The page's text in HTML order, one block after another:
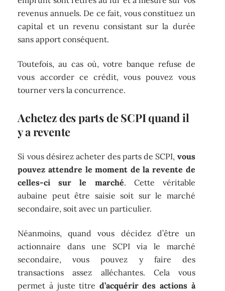
revenus annuels. De ce fait, vous constituez un
capital et un revenu consistant sur la durée
sans apport conséquent.
Toutefois, au cas où, votre banque refuse de
vous accorder ce crédit, vous pouvez vous
tourner vers la concurrence.
Achetez des parts de SCPI quand il
y a revente
Si vous désirez acheter des parts de SCPI, vous
pouvez attendre le moment de la revente de
celles-ci sur le marché. Cette véritable
aubaine peut être saisie soit sur le marché
secondaire, soit avec un particulier.
Néanmoins, quand vous décidez d’être un
actionnaire dans une SCPI via le marché
secondaire, vous pouvez y faire des
transactions assez alléchantes. Cela vous
permet à juste titre d’acquérir des actions à